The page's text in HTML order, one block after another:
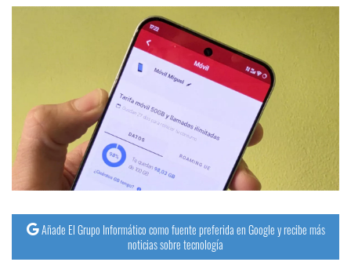
Añade El Grupo Informático como fuente preferida en Google y recibe más
noticias sobre tecnología